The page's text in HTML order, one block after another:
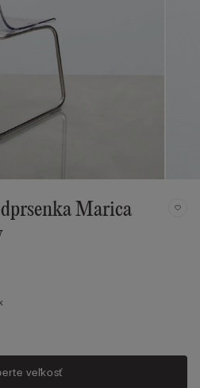
Marica
veľkosť